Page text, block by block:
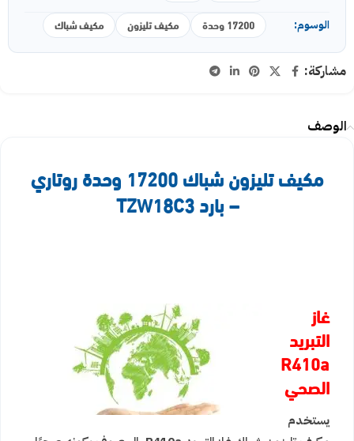
الوسوم: 17200 وحدة مكيف تليزون مكيف شباك
مشاركة:
الوصف
مكيف تليزون شباك 17200 وحدة روتاري
– بارد TZW18C3
غاز
التبريد
R410a
الصحي
يستخدم